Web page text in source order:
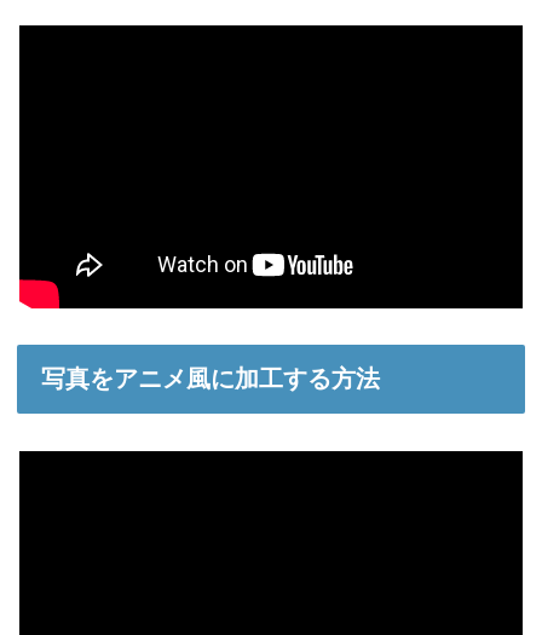
写真をアニメ風に加工する方法